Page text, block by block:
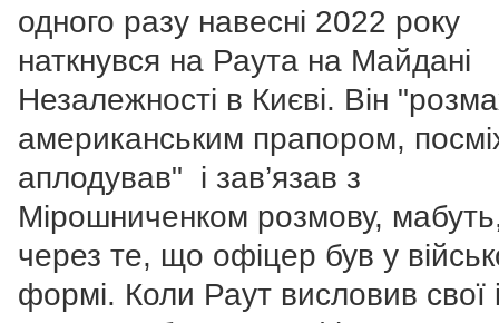
одного разу навесні 2022 року
наткнувся на Раута на Майдані
Незалежності в Києві. Він
американським прапором,
аплодував" і зав’язав з
Мірошниченком розмову,
через те, що офіцер був у
формі. Коли Раут висловив свої